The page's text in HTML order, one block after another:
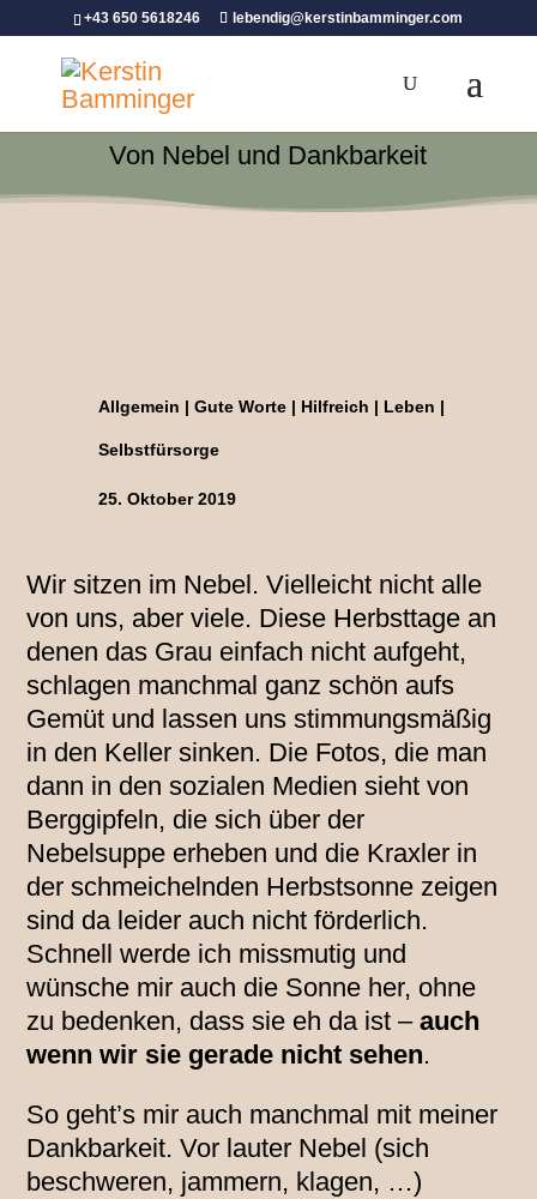
+43 650 5618246 lebendig@kerstinbamminger.com
Von Nebel und Dankbarkeit
Allgemein | Gute Worte| Hilfreich | Leben |
Selbstfürsorge
25. Oktober 2019
Wir sitzen im Nebel. Vielleicht nicht alle
von uns, aber viele. Diese Herbsttage an
denen das Grau einfach nicht aufgeht,
schlagen manchmal ganz schön aufs
Gemüt und lassen uns stimmungsmäßig
in den Keller sinken. Die Fotos, die man
dann in den sozialen Medien sieht von
Berggipfeln, die sich über der
Nebelsuppe erheben und die Kraxler in
der schmeichelnden Herbstsonne zeigen
sind da leider auch nicht förderlich.
Schnell werde ich missmutig und
wünsche mir auch die Sonne her, ohne
zu bedenken, dass sie eh da ist –auch
wenn wir sie gerade nicht sehen.
So geht’s mir auch manchmal mit meiner
Dankbarkeit. Vor lauter Nebel (sich
beschweren, jammern, klagen, …)